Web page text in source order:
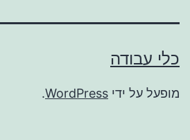
כלי עבודה
מופעל על ידי WordPress
.